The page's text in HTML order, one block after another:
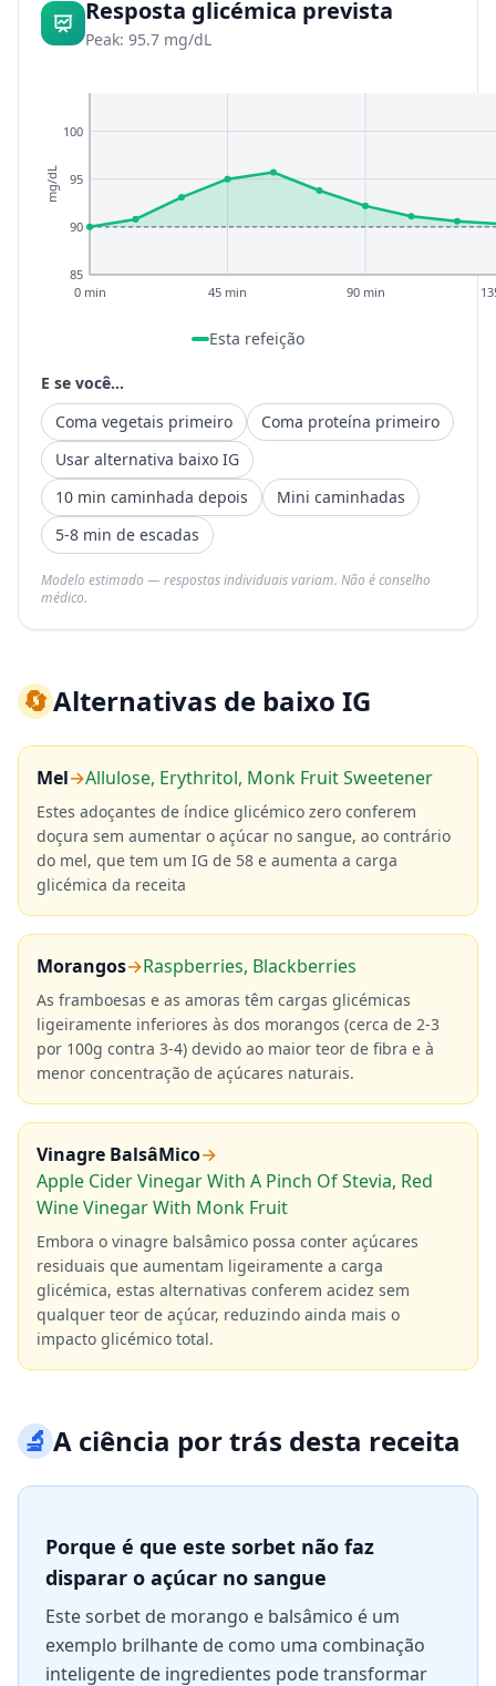
Resposta glicémica prevista
Peak: 95.7 mg/dL
85
90
95
100
0 min 45 min 90 min
mg/dL
Esta refeição
E se você...
Coma vegetais primeiro
Coma proteína primeiro
Usar alternativa baixo IG
10 min caminhada depois
Mini caminhadas
5-8 min de escadas
Modelo estimado — respostas individuais variam. Não é conselho
médico.
🔄Alternativas de baixo IG
Mel→Allulose, Erythritol, Monk Fruit Sweetener
Estes adoçantes de índice glicémico zero conferem
doçura sem aumentar o açúcar no sangue, ao contrário
do mel, que tem um IG de 58 e aumenta a carga
glicémica da receita
Morangos→Raspberries, Blackberries
As framboesas e as amoras têm cargas glicémicas
ligeiramente inferiores às dos morangos (cerca de 2-3
por 100g contra 3-4) devido ao maior teor de fibra e à
menor concentração de açúcares naturais.
Vinagre BalsâMico→
Apple Cider Vinegar With A Pinch Of Stevia, Red
Wine Vinegar With Monk Fruit
Embora o vinagre balsâmico possa conter açúcares
residuais que aumentam ligeiramente a carga
glicémica, estas alternativas conferem acidez sem
qualquer teor de açúcar, reduzindo ainda mais o
impacto glicémico total.
🔬A ciência por trás desta receita
Porque é que este sorbet não faz
disparar o açúcar no sangue
Este sorbet de morango e balsâmico é um
exemplo brilhante de como uma combinação
inteligente de ingredientes pode transformar